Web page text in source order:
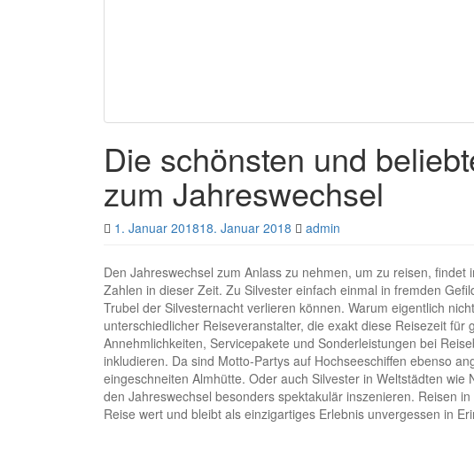
Die schönsten und
zum Jahreswechsel
1. Januar 201818. Januar 2018 admin
Den Jahreswechsel zum Anlass zu nehmen, um zu reisen,
Zahlen in dieser Zeit. Zu Silvester einfach einmal in fremden
Trubel der Silvesternacht verlieren können. Warum eigentlich
unterschiedlicher Reiseveranstalter, die exakt diese Reisezeit
Annehmlichkeiten, Servicepakete und Sonderleistungen bei
inkludieren. Da sind Motto-Partys auf Hochseeschiffen ebenso
eingeschneiten Almhütte. Oder auch Silvester in Weltstädten
den Jahreswechsel besonders spektakulär inszenieren. Reisen
Reise wert und bleibt als einzigartiges Erlebnis unvergessen in